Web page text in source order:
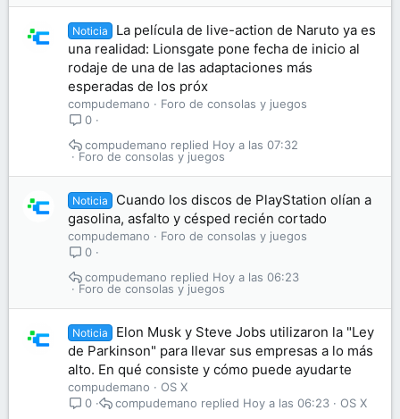
Noticia
La película de live-action de Naruto ya es
una realidad: Lionsgate pone fecha de inicio al
rodaje de una de las adaptaciones más
esperadas de los próx
compudemano
Foro de consolas y juegos
0
Foro de consolas y juegos
Hoy a las 07:32
compudemano
Noticia
Cuando los discos de PlayStation olían a
gasolina, asfalto y césped recién cortado
compudemano
Foro de consolas y juegos
0
Foro de consolas y juegos
Hoy a las 06:23
compudemano
Noticia
Elon Musk y Steve Jobs utilizaron la "Ley
de Parkinson" para llevar sus empresas a lo más
alto. En qué consiste y cómo puede ayudarte
compudemano
OS X
0
OS X
Hoy a las 06:23
compudemano